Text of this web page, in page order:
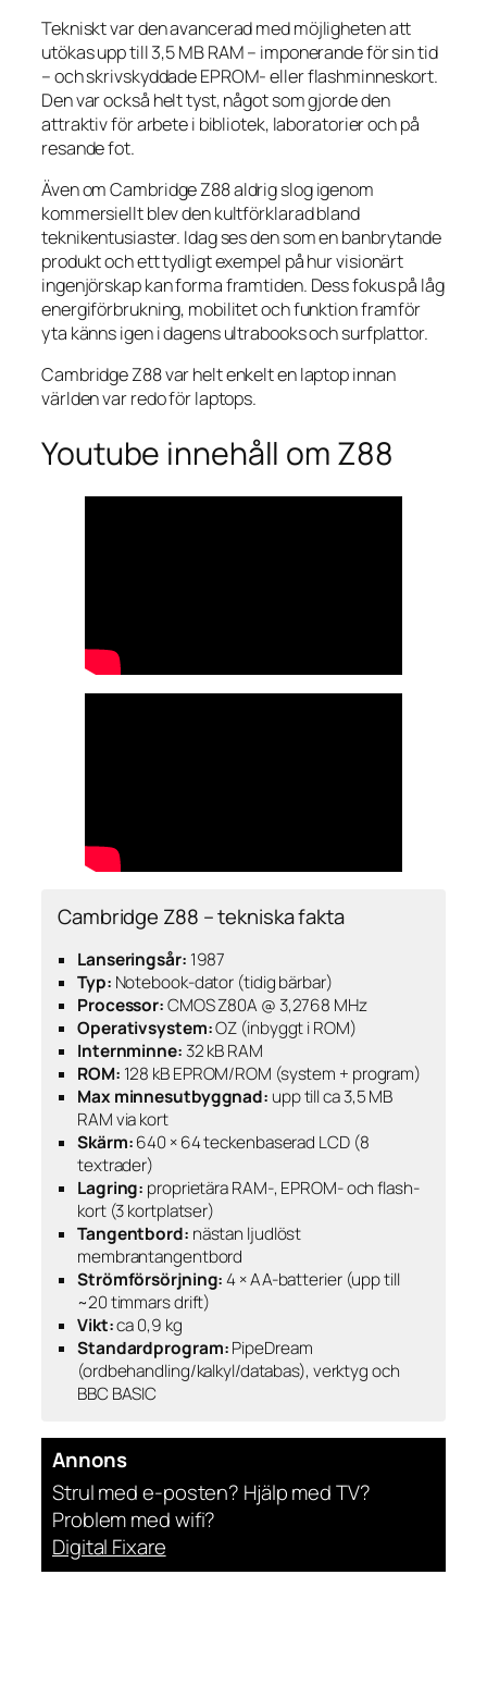
Tekniskt var den avancerad med möjligheten att
utökas upp till 3,5 MB RAM – imponerande för sin tid
– och skrivskyddade EPROM- eller flashminneskort.
Den var också helt tyst, något som gjorde den
attraktiv för arbete i bibliotek, laboratorier och på
resande fot.
Även om Cambridge Z88 aldrig slog igenom
kommersiellt blev den kultförklarad bland
teknikentusiaster. Idag ses den som en banbrytande
produkt och ett tydligt exempel på hur visionärt
ingenjörskap kan forma framtiden. Dess fokus på låg
energiförbrukning, mobilitet och funktion framför
yta känns igen i dagens ultrabooks och surfplattor.
Cambridge Z88 var helt enkelt en laptop innan
världen var redo för laptops.
Youtube innehåll om Z88
Cambridge Z88 – tekniska fakta
Lanseringsår: 1987
Typ: Notebook-dator (tidig bärbar)
Processor:CMOS Z80A @ 3,2768 MHz
Operativsystem:OZ (inbyggt i ROM)
Internminne: 32 kB RAM
ROM: 128 kB EPROM/ROM (system + program)
Max minnesutbyggnad: upp till ca 3,5 MB
RAM via kort
Skärm:640 × 64 teckenbaserad LCD (8
textrader)
Lagring: proprietära RAM-, EPROM- och flash-
kort (3 kortplatser)
Tangentbord: nästan ljudlöst
membrantangentbord
Strömförsörjning:4 × AA-batterier (upp till
~20 timmars drift)
Vikt:ca 0,9 kg
Standardprogram:PipeDream
(ordbehandling/kalkyl/databas), verktyg och
BBC BASIC
Annons
Strul med e-posten? Hjälp med TV?
Problem med wifi?
Digital Fixare